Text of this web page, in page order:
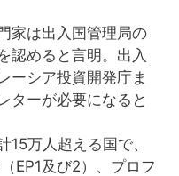
家は出入国管理局の
認めると言明。出入
ーシア投資開発庁ま
ターが必要になると
万人超える国で、
EP1及び2）、プロフ